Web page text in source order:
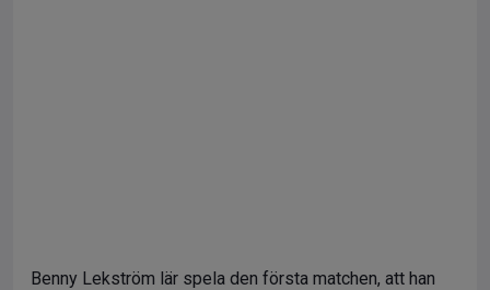
Benny Lekström lär spela den första matchen, att han